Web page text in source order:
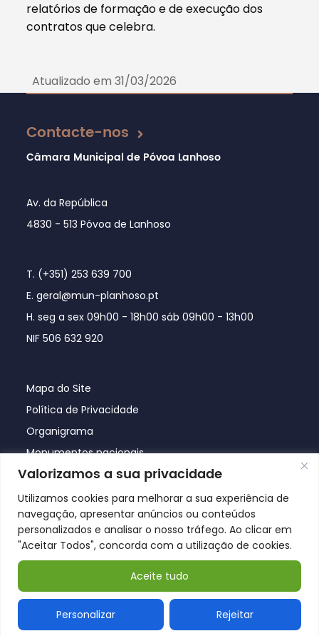
Valorizamos a sua privacidade
Utilizamos cookies para melhorar a sua experiência de
navegação, apresentar anúncios ou conteúdos
personalizados e analisar o nosso tráfego. Ao clicar em
"Aceitar Todos", concorda com a utilização de cookies.
Personalizar Rejeitar
Aceite tudo
relatórios de formação e de execução dos
contratos que celebra.
Atualizado em 31/03/2026
Contacte-nos
Câmara Municipal de Póvoa Lanhoso
Av. da República
4830 - 513 Póvoa de Lanhoso
T. (+351) 253 639 700
E. geral@mun-planhoso.pt
H. seg a sex 09h00 - 18h00 sáb 09h00 - 13h00
NIF 506 632 920
Mapa do Site
Política de Privacidade
Organigrama
Monumentos nacionais
© Póvoa de Lanhoso 2026